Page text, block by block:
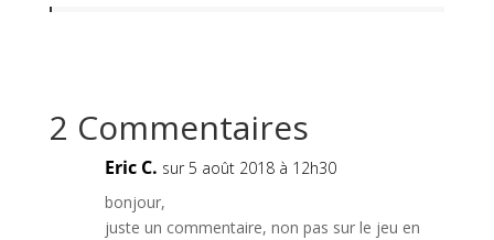
2 Commentaires
Eric C. sur 5 août 2018 à 12h30
bonjour,
juste un commentaire, non pas sur le jeu en